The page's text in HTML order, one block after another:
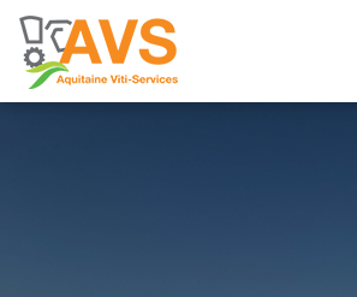
Panneau de gestion des cookies